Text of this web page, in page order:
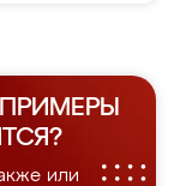
или